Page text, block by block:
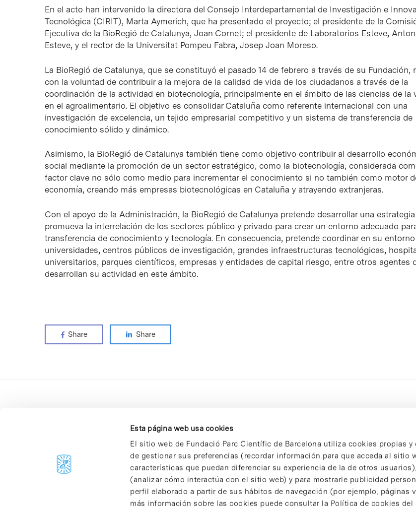
Esta página web usa cookies
El sitio web de Fundació Parc Científic de Barcelona utiliza cookies propias y
de gestionar sus preferencias (recordar información para que acceda al sitio
características que puedan diferenciar su experiencia de la de otros
(analizar cómo interactúa con el sitio web) y para mostrarle publicidad
perfil elaborado a partir de sus hábitos de navegación (por ejemplo, páginas
más información sobre las cookies puede consultar la Política de cookies del
En el acto han intervenido la directora del Consejo Interdepartamental de Investigación e
Tecnológica (CIRIT), Marta Aymerich, que ha presentado el proyecto; el presidente de la
Ejecutiva de la BioRegió de Catalunya, Joan Cornet; el presidente de Laboratorios Esteve,
Esteve, y el rector de la Universitat Pompeu Fabra, Josep Joan Moreso.
La BioRegió de Catalunya, que se constituyó el pasado 14 de febrero a través de su Fundación,
con la voluntad de contribuir a la mejora de la calidad de vida de los ciudadanos a través de la
coordinación de la actividad en biotecnología, principalmente en el ámbito de las ciencias de la
en el agroalimentario. El objetivo es consolidar Cataluña como referente internacional con una
investigación de excelencia, un tejido empresarial competitivo y un sistema de transferencia de
conocimiento sólido y dinámico.
Asimismo, la BioRegió de Catalunya también tiene como objetivo contribuir al desarrollo
social mediante la promoción de un sector estratégico, como la biotecnología, considerada
factor clave no sólo como medio para incrementar el conocimiento si no también como motor
economía, creando más empresas biotecnológicas en Cataluña y atrayendo extranjeras.
Con el apoyo de la Administración, la BioRegió de Catalunya pretende desarrollar una
promueva la interrelación de los sectores público y privado para crear un entorno adecuado
transferencia de conocimiento y tecnología. En consecuencia, pretende coordinar en su entorno
universidades, centros públicos de investigación, grandes infraestructuras tecnológicas,
universitarios, parques científicos, empresas y entidades de capital riesgo, entre otros agentes
desarrollan su actividad en este ámbito.
Share Share
C/Baldiri Reixac, 4-12 i 15
08028 Barcelona